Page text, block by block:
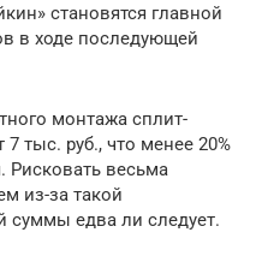
становятся главной
в ходе последующей
монтажа сплит-
тыс. руб., что менее 20%
Рисковать весьма
из-за такой
суммы едва ли следует.